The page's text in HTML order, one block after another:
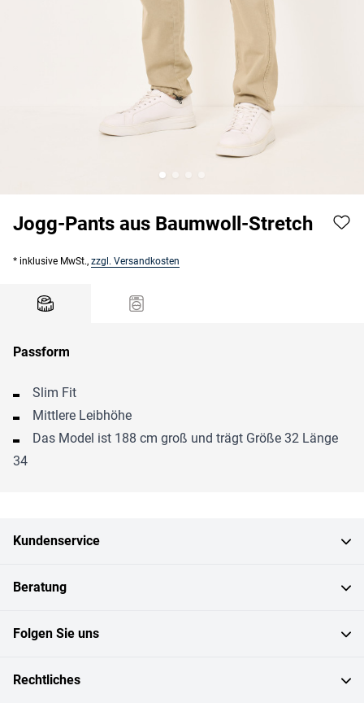
Jogg-Pants aus Baumwoll-Stretch
* inklusive MwSt., zzgl. Versandkosten
Passform
Slim Fit
Mittlere Leibhöhe
Das Model ist 188 cm groß und trägt Größe 32 Länge
34
Kundenservice
Beratung
Folgen Sie uns
Rechtliches